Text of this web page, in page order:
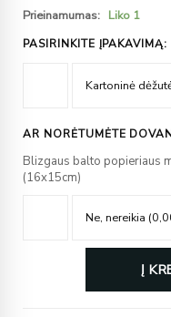
Prieinamumas: Liko 1
PASIRINKITE ĮPAKAVIMĄ:
AR NORĖTUMĖTE
Blizgaus balto popieriaus
(16x15cm)
Į